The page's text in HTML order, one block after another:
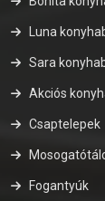
Luna
Sara
Akciós
Csaptelepek
Fogantyúk